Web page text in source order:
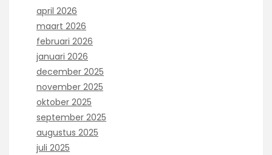
april 2026
maart 2026
februari 2026
januari 2026
december 2025
november 2025
oktober 2025
september 2025
augustus 2025
juli 2025